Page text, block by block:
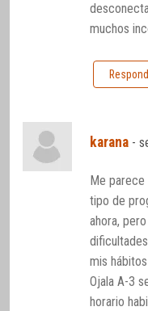
muchos
karana -
Me
tipo de
ahora,
mis
Ojala A-3
horario